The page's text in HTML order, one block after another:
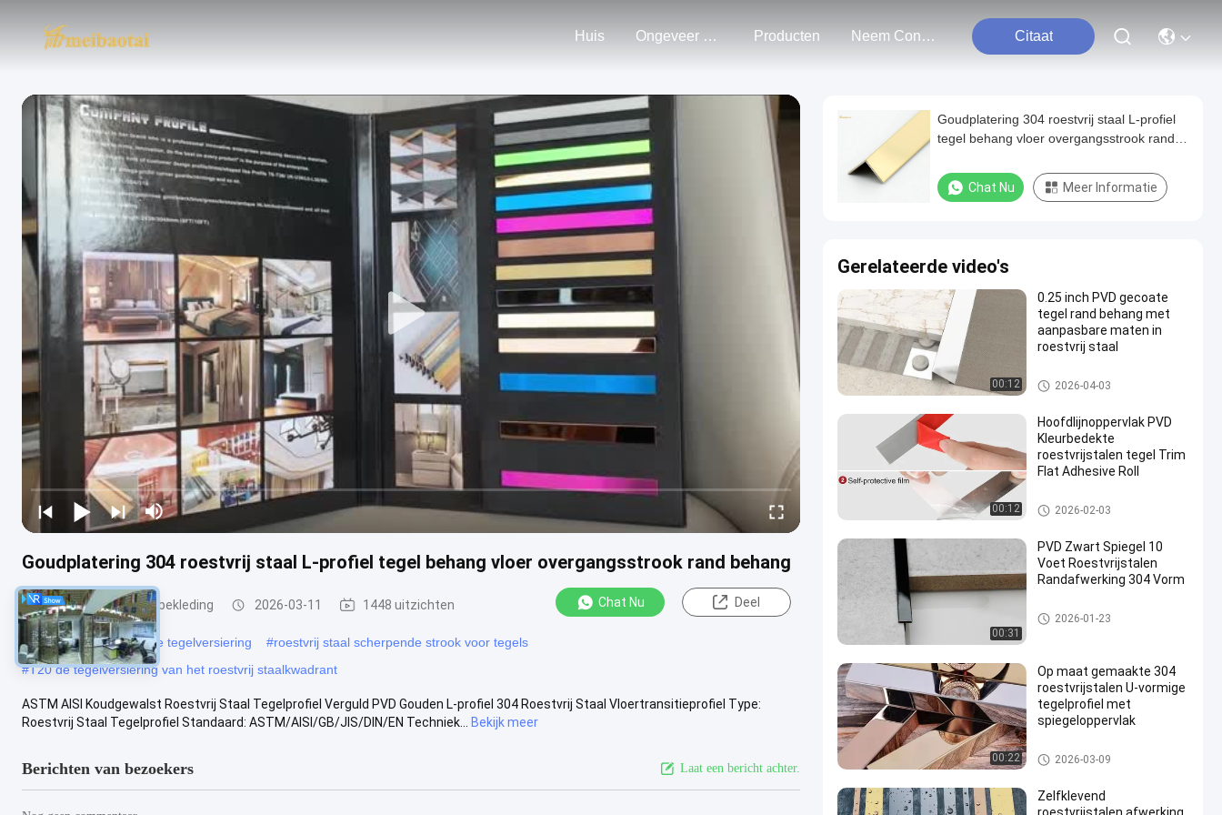
Huis Ongeveer Ons Producten Neem Contact Met Ons Op Citaat
Goudplatering 304 roestvrij staal L-profiel tegel behang vloer overgangsstrook rand behang
roestvrijstalen tegelbekleding 2026-03-11 1448 uitzichten Chat Nu Deel
#Pvc borstelde roestvrije tegelversiering #roestvrij staal scherpende strook voor tegels
#T20 de tegelversiering van het roestvrij staalkwadrant
ASTM AISI Koudgewalst Roestvrij Staal Tegelprofiel Verguld PVD Gouden L-profiel 304 Roestvrij Staal Vloertransitieprofiel Type:
Roestvrij Staal Tegelprofiel Standaard: ASTM/AISI/GB/JIS/DIN/EN Techniek...
Bekijk meer
Berichten van bezoekers Laat een bericht achter.
Goudplatering 304 roestvrij staal L-profiel
tegel behang vloer overgangsstrook rand
Chat Nu Meer Informatie
Gerelateerde video's
00:12
0.25 inch PVD gecoate
tegel rand behang met
aanpasbare maten in
roestvrij staal
roestvrijstalen tegelbekleding
2026-04-03
00:12
Hoofdlijnoppervlak PVD
Kleurbedekte
roestvrijstalen tegel Trim
Flat Adhesive Roll
roestvrijstalen tegelbekleding
2026-02-03
00:31
PVD Zwart Spiegel 10
Voet Roestvrijstalen
Randafwerking 304 Vorm
roestvrijstalen tegelbekleding
2026-01-23
00:22
Op maat gemaakte 304
roestvrijstalen U-vormige
tegelprofiel met
spiegeloppervlak
roestvrijstalen tegelbekleding
2026-03-09
Zelfklevend